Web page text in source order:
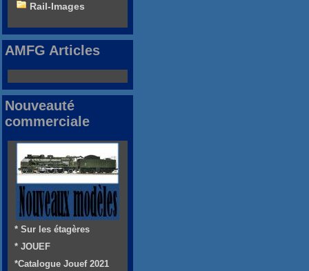
Rail-Images
AMFG Articles
Nouveauté
commerciale
* Sur les étagères
* JOUEF
*Catalogue Jouef 2021